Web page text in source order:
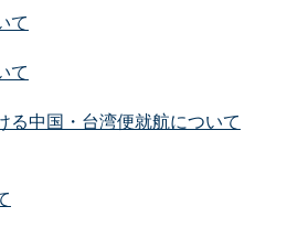
て
て
る中国・台湾便就航について